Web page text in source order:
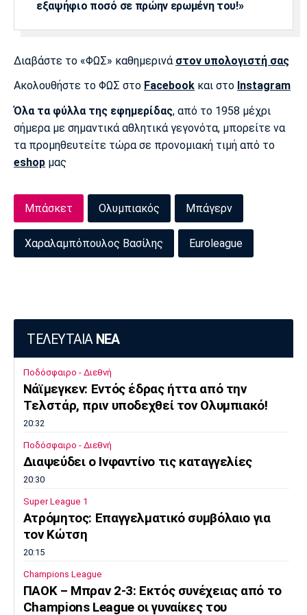
εξαψήφιο ποσό σε πρώην ερωμένη του!»
Διαβάστε το «ΦΩΣ» καθημερινά στον υπολογιστή σας
Ακολουθήστε το ΦΩΣ στο Facebook και στο Instagram
Όλα τα φύλλα της εφημερίδας, από το 1958 μέχρι
σήμερα με σημαντικά αθλητικά γεγονότα, μπορείτε να
τα προμηθευτείτε τώρα σε προνομιακή τιμή από το
eshop μας
Μπάσκετ Ολυμπιακός Μπάγερν
Χαραλαμπόπουλος Βασίλης Euroleague
ΤΕΛΕΥΤΑΙΑ ΝΕΑ
Ποδόσφαιρο - Διεθνή
Νάϊμεγκεν: Εντός έδρας ήττα από την
Tελστάρ, πριν υποδεχθεί τον Ολυμπιακό!
20:32
Ποδόσφαιρο - Διεθνή
Διαψεύδει ο Ινφαντίνο τις καταγγελίες
20:30
Super League 1
Ατρόμητος: Επαγγελματικό συμβόλαιο για
τον Κώτση
20:15
Champions League
ΠΑΟΚ – Μπραν 2-3: Εκτός συνέχειας από το
Champions League οι γυναίκες του